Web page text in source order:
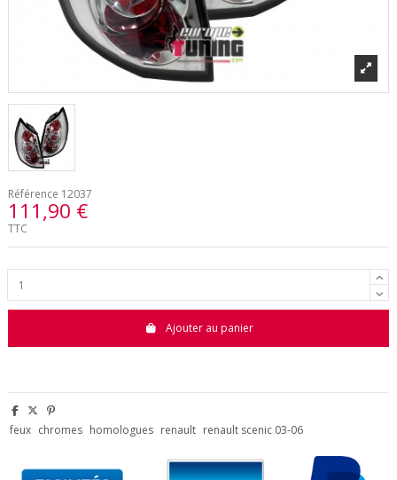
Référence 12037
111,90 €
TTC
Ajouter au panier
feux chromes homologues renault renault scenic 03-06